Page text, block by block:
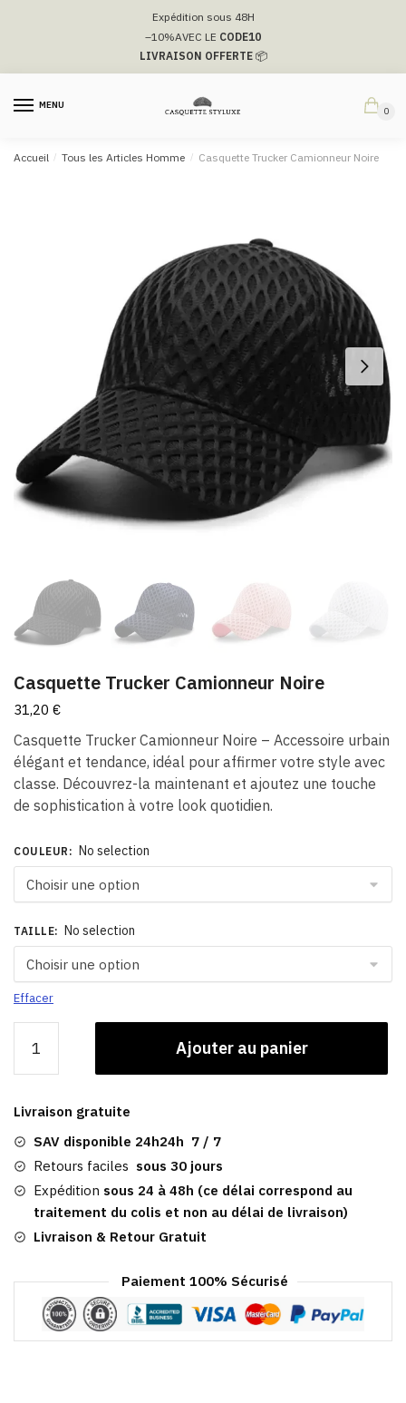
navigation
Expédition sous 48H
–10%AVEC LE CODE10
LIVRAISON OFFERTE📦
MENU
0
Accueil / Tous les Articles Homme / Casquette Trucker Camionneur Noire
Casquette Trucker Camionneur Noire
31,20 €
Casquette Trucker Camionneur Noire – Accessoire urbain
élégant et tendance, idéal pour affirmer votre style avec
classe. Découvrez-la maintenant et ajoutez une touche
de sophistication à votre look quotidien.
COULEUR : No selection
TAILLE: No selection
Effacer
Casquette
Camionneur
Noire
Ajouter au panier
Livraison gratuite
SAV disponible 24h24h 7 / 7
Retours faciles sous 30 jours
Expédition sous 24 à 48h (ce délai correspond au
traitement du colis et non au délai de livraison)
Livraison & Retour Gratuit
Paiement 100% Sécurisé